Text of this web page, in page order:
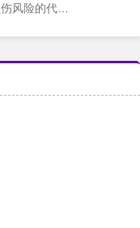
界杯备战周期的实证分析